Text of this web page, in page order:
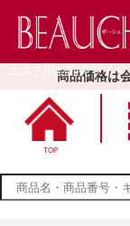
エステ用品卸売サイト
商品価格は
TOP